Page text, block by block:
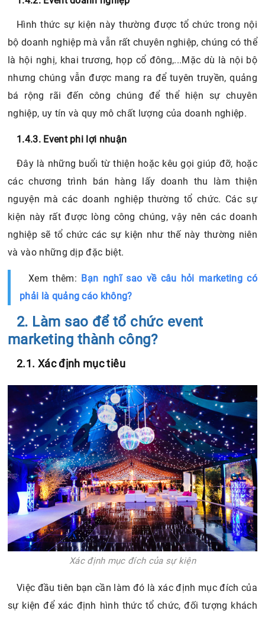
Hình thức sự kiện này thường được tổ chức trong nội
bộ doanh nghiệp mà vẫn rất chuyên nghiệp, chúng có thể
là hội nghị, khai trương, họp cổ đông,...Mặc dù là nội bộ
nhưng chúng vẫn được mang ra để tuyên truyền, quảng
bá rộng rãi đến công chúng để thể hiện sự chuyên
nghiệp, uy tín và quy mô chất lượng của doanh nghiệp.
1.4.3. Event phi lợi nhuận
Đây là những buổi từ thiện hoặc kêu gọi giúp đỡ, hoặc
các chương trình bán hàng lấy doanh thu làm thiện
nguyện mà các doanh nghiệp thường tổ chức. Các sự
kiện này rất được lòng công chúng, vậy nên các doanh
nghiệp sẽ tổ chức các sự kiện như thế này thường niên
và vào những dịp đặc biệt.
Xem thêm: Bạn nghĩ sao về câu hỏi marketing có
phải là quảng cáo không?
2. Làm sao để tổ chức event
marketing thành công?
2.1. Xác định mục tiêu
Xác định mục đích của sự kiện
Việc đầu tiên bạn cần làm đó là xác định mục đích của
sự kiện để xác định hình thức tổ chức, đối tượng khách